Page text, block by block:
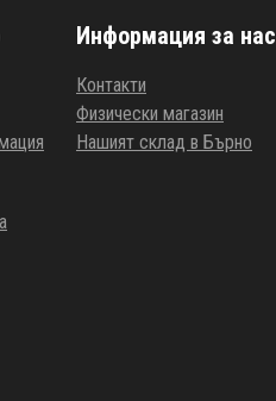
Информация за нас
Контакти
Физически магазин
Нашият склад в Бърно